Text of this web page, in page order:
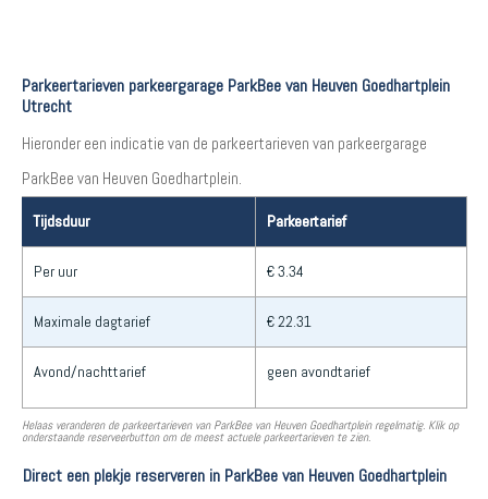
Parkeertarieven parkeergarage ParkBee van Heuven Goedhartplein
Utrecht
Hieronder een indicatie van de parkeertarieven van parkeergarage
ParkBee van Heuven Goedhartplein.
Tijdsduur Parkeertarief
Per uur € 3.34
Maximale dagtarief € 22.31
Avond/nachttarief geen avondtarief
Helaas veranderen de parkeertarieven van ParkBee van Heuven Goedhartplein regelmatig. Klik op
onderstaande reserveerbutton om de meest actuele parkeertarieven te zien.
Direct een plekje reserveren in ParkBee van Heuven Goedhartplein